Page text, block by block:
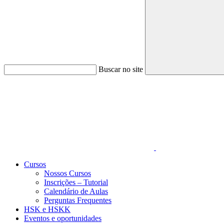
Buscar no site
Cursos
Nossos Cursos
Inscrições – Tutorial
Calendário de Aulas
Perguntas Frequentes
HSK e HSKK
Eventos e oportunidades